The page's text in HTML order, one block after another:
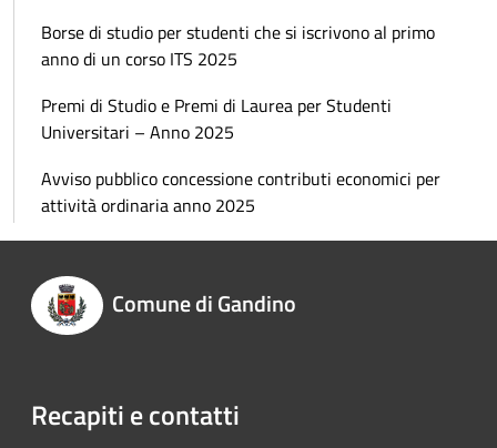
Borse di studio per studenti che si iscrivono al primo
anno di un corso ITS 2025
Premi di Studio e Premi di Laurea per Studenti
Universitari – Anno 2025
Avviso pubblico concessione contributi economici per
attività ordinaria anno 2025
Comune di Gandino
Recapiti e contatti